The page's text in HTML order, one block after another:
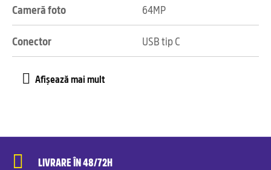
Cameră foto 64MP
Conector USB tip C
LIVRARE ÎN 48/72H